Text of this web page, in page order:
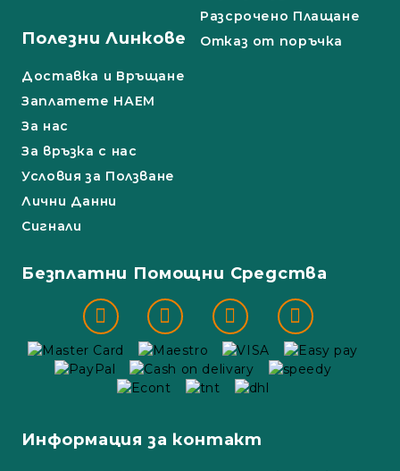
Разсрочено Плащане
Полезни Линкове
Доставка и Връщане
Заплатете НАЕМ
За нас
За връзка с нас
Условия за Ползване
Лични Данни
Сигнали
Отказ от поръчка
Безплатни Помощни Средства
Информация за контакт